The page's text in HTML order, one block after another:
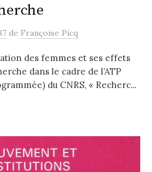
de Françoise Picq
des femmes et ses effets
dans le cadre de l’ATP
du CNRS, « Recherc...